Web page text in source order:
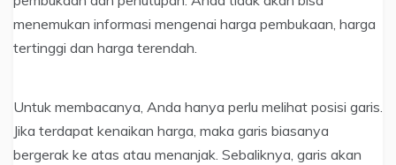
menemukan informasi mengenai harga pembukaan, harga
tertinggi dan harga terendah.
Untuk membacanya, Anda hanya perlu melihat posisi garis.
Jika terdapat kenaikan harga, maka garis biasanya
bergerak ke atas atau menanjak. Sebaliknya, garis akan